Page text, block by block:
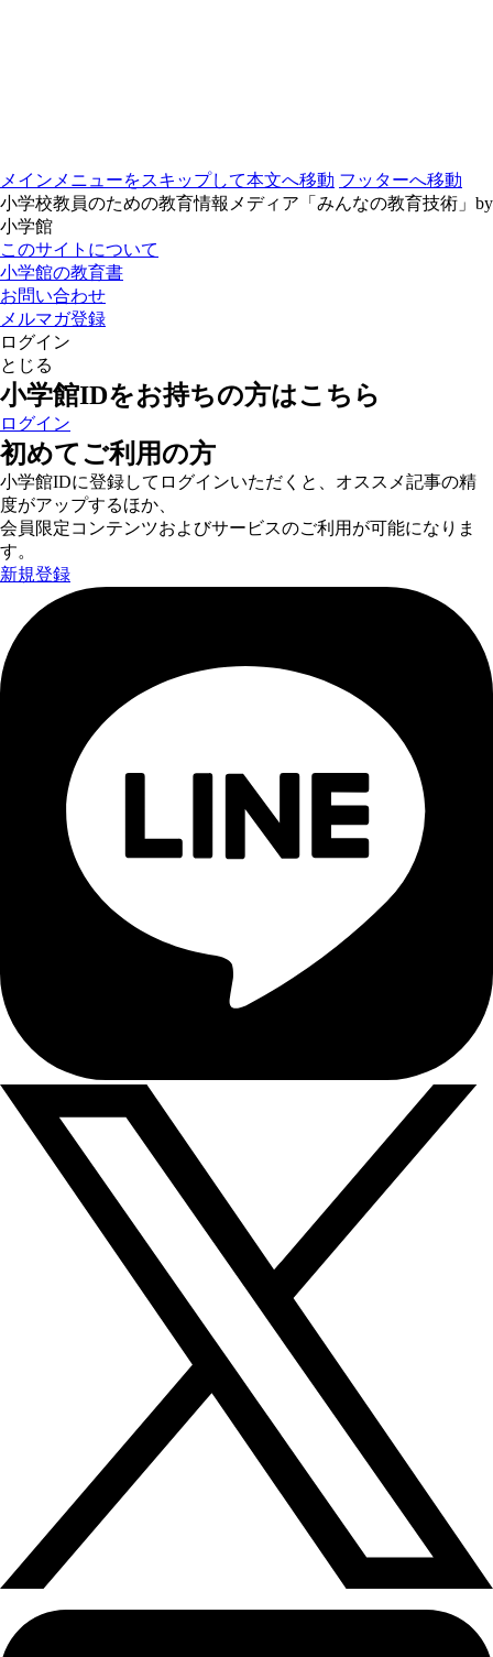
メインメニューをスキップして本文へ移動 フッターへ移動
小学校教員のための教育情報メディア「みんなの教育技術」by
小学館
このサイトについて
小学館の教育書
お問い合わせ
メルマガ登録
ログイン
とじる
小学館IDをお持ちの方はこちら
ログイン
初めてご利用の方
小学館IDに登録してログインいただくと、オススメ記事の精
度がアップするほか、
会員限定コンテンツおよびサービスのご利用が可能になりま
す。
新規登録